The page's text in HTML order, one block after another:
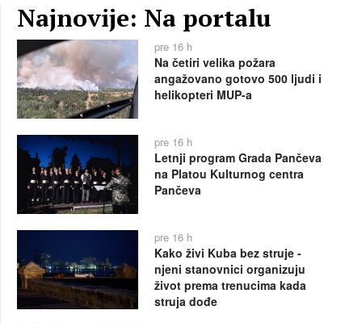
Najnovije: Na portalu
pre 16 h
Na četiri velika požara
angažovano gotovo 500 ljudi i
helikopteri MUP-a
pre 16 h
Letnji program Grada Pančeva
na Platou Kulturnog centra
Pančeva
pre 16 h
Kako živi Kuba bez struje -
njeni stanovnici organizuju
život prema trenucima kada
struja dođe